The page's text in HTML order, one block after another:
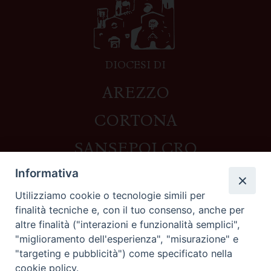
DIOCESI DI
AREZZO
CORTONA
SANSEPOLCRO
Contatti
Piazza del Duomo,1 - 52100 Arezzo
segreteria@diocesi.arezzo.it
Informativa privacy
Informativa
Utilizziamo cookie o tecnologie simili per
finalità tecniche e, con il tuo consenso, anche per
altre finalità ("interazioni e funzionalità semplici",
"miglioramento dell'esperienza", "misurazione" e
"targeting e pubblicità") come specificato nella
cookie policy.